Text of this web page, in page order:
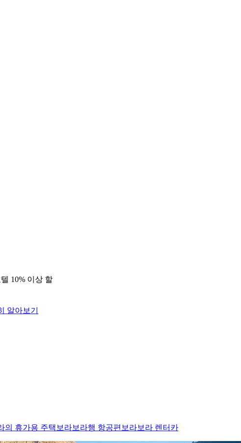
10% 이상 할
알아보기
의 휴가용 주택 보라보라행 항공편 보라보라 렌터카